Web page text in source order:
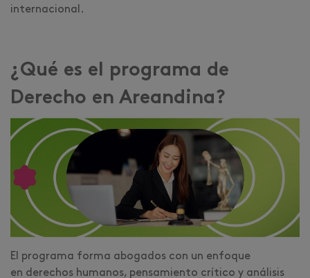
internacional.
¿Qué es el programa de
Derecho en Areandina?
El programa forma abogados con un enfoque
en derechos humanos, pensamiento crítico y análisis